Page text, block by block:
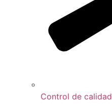
Control de calidad